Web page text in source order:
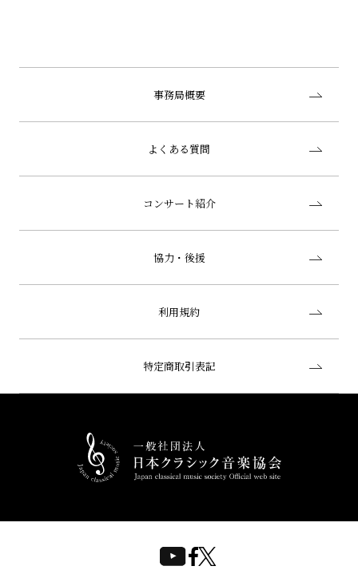
事務局概要
よくある質問
コンサート紹介
協力・後援
利用規約
特定商取引表記